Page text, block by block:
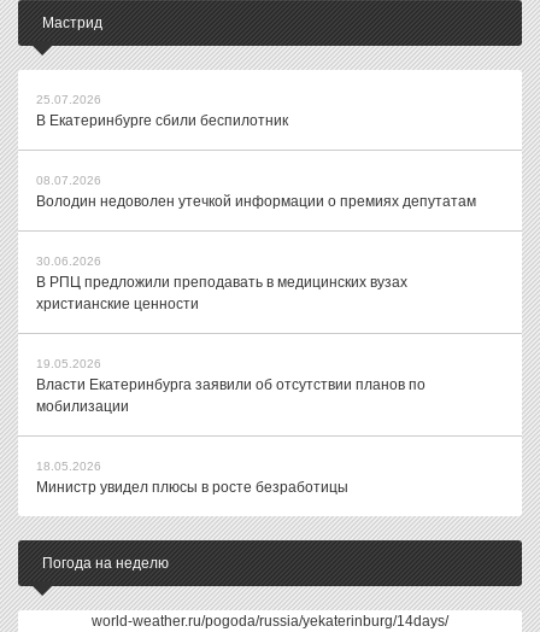
Мастрид
25.07.2026
В Екатеринбурге сбили беспилотник
08.07.2026
Володин недоволен утечкой информации о премиях депутатам
30.06.2026
В РПЦ предложили преподавать в медицинских вузах
христианские ценности
19.05.2026
Власти Екатеринбурга заявили об отсутствии планов по
мобилизации
18.05.2026
Министр увидел плюсы в росте безработицы
Погода на неделю
world-weather.ru/pogoda/russia/yekaterinburg/14days/